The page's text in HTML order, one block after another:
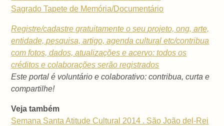
Sagrado Tapete de Memória/Documentário
Registre/cadastre gratuitamente o seu projeto, ong, arte,
entidade, pesquisa, artigo, agenda cultural etc/contribua
com fotos, dados, atualizações e acervo: todos os
créditos e colaborações serão registrados
Este portal é voluntário e colaborativo: contribua, curta e
compartilhe!
Veja também
Semana Santa Atitude Cultural 2014 . São João del-Rei